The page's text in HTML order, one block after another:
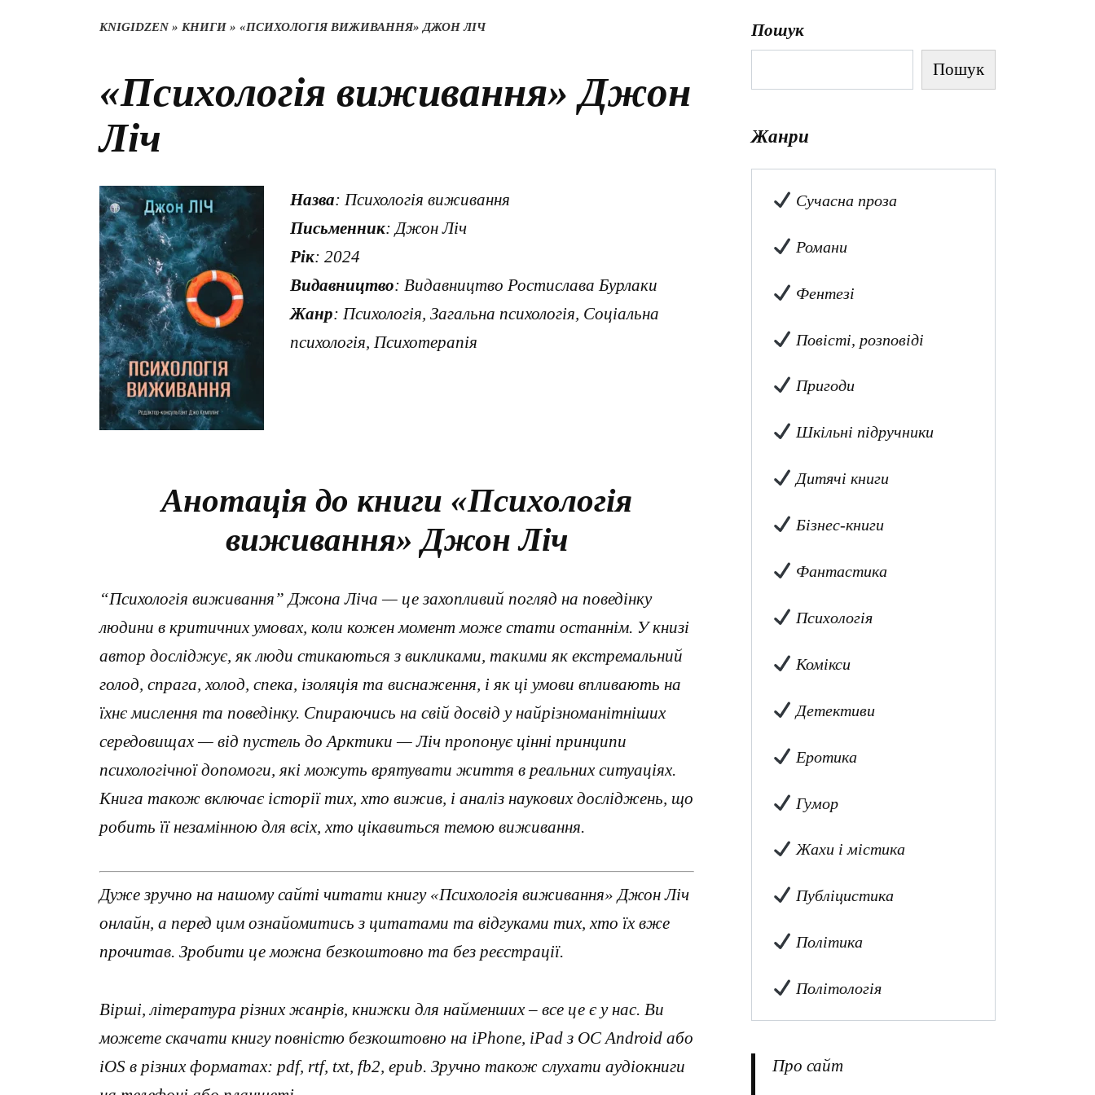
KNIGIDZEN» КНИГИ » «ПСИХОЛОГІЯ ВИЖИВАННЯ» ДЖОН ЛІЧ
«Психологія виживання» Джон
Ліч
Назва: Психологія виживання
Письменник: Джон Ліч
Рік: 2024
Видавництво: Видавництво Ростислава Бурлаки
Жанр: Психологія, Загальна психологія, Соціальна
психологія, Психотерапія
Анотація до книги «Психологія
виживання» Джон Ліч
“Психологія виживання” Джона Ліча — це захопливий погляд на поведінку
людини в критичних умовах, коли кожен момент може стати останнім. У книзі
автор досліджує, як люди стикаються з викликами, такими як екстремальний
голод, спрага, холод, спека, ізоляція та виснаження, і як ці умови впливають на
їхнє мислення та поведінку. Спираючись на свій досвід у найрізноманітніших
середовищах — від пустель до Арктики — Ліч пропонує цінні принципи
психологічної допомоги, які можуть врятувати життя в реальних ситуаціях.
Книга також включає історії тих, хто вижив, і аналіз наукових досліджень, що
робить її незамінною для всіх, хто цікавиться темою виживання.
Дуже зручно на нашому сайті читати книгу «Психологія виживання» Джон Ліч
онлайн, а перед цим ознайомитись з цитатами та відгуками тих, хто їх вже
прочитав. Зробити це можна безкоштовно та без реєстрації.
Вірші, література різних жанрів, книжки для найменших – все це є у нас. Ви
можете скачати книгу повністю безкоштовно на iPhone, iPad з ОС Android або
iOS в різних форматах: pdf, rtf, txt, fb2, epub. Зручно також слухати аудіокниги
Пошук
Пошук
Жанри
Сучасна проза
Романи
Фентезі
Повісті, розповіді
Пригоди
Шкільні підручники
Дитячі книги
Бізнес-книги
Фантастика
Психологія
Комікси
Детективи
Еротика
Гумор
Жахи і містика
Публіцистика
Політика
Політологія
Про сайт